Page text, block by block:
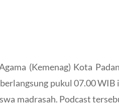
(Kemenag) Kota
pukul 07.00
madrasah. Podcast